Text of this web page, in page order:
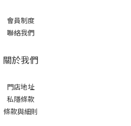
會員制度
聯絡我們
關於我們
門店地址
私隱條款
條款與細則